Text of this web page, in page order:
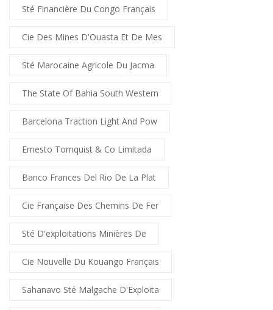
Sté Financière Du Congo Français
Cie Des Mines D'Ouasta Et De Mes
Sté Marocaine Agricole Du Jacma
The State Of Bahia South Western
Barcelona Traction Light And Pow
Ernesto Tornquist & Co Limitada
Banco Frances Del Rio De La Plat
Cie Française Des Chemins De Fer
Sté D'exploitations Minières De
Cie Nouvelle Du Kouango Français
Sahanavo Sté Malgache D'Exploita